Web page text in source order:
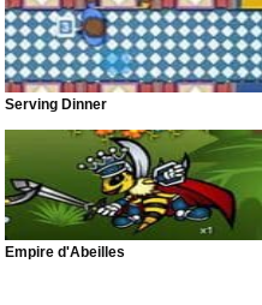
Serving Dinner
Empire d'Abeilles